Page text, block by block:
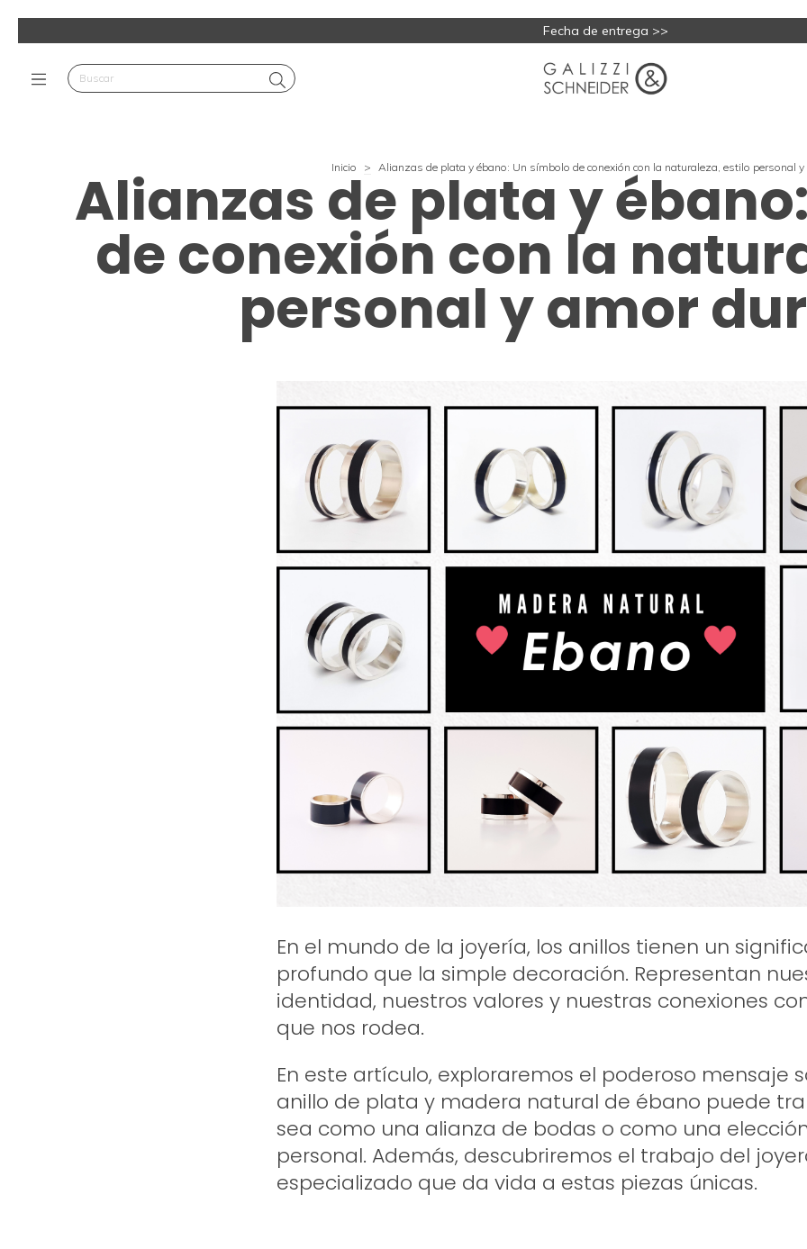
Fecha de entrega >>
Inicio > Alianzas de plata y ébano: Un símbolo de conexión con la naturaleza, estilo personal
Alianzas de plata y
de conexión con la
personal y amor
En el mundo de la joyería, los anillos tienen un
profundo que la simple decoración. Representan
identidad, nuestros valores y nuestras conexiones
que nos rodea.
En este artículo, exploraremos el poderoso mensaje
anillo de plata y madera natural de ébano puede
sea como una alianza de bodas o como una
personal. Además, descubriremos el trabajo del
especializado que da vida a estas piezas únicas.